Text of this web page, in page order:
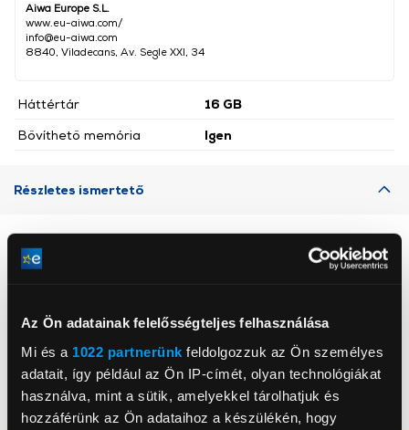
Az Ön adatainak felelősségteljes felhasználása
Mi és a 1022 partnerünk feldolgozzuk az Ön személyes
adatait, így például az Ön IP-címét, olyan technológiákat
használva, mint a sütik, amelyekkel tárolhatjuk és
hozzáférünk az Ön adataihoz a készülékén, hogy
Aiwa Europe S.L.
www.eu-aiwa.com/
info@eu-aiwa.com
8840, Viladecans, Av. Segle XXI, 34
Háttértár
16 GB
Bővíthető memória
Igen
Részletes ismertető